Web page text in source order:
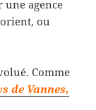
une agence
ou
Comme
de Vannes,